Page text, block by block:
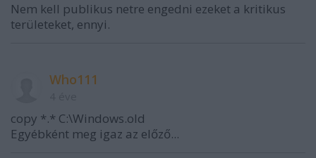
Nem kell publikus netre engedni ezeket a kritikus
területeket, ennyi.
Who111
copy *.* C:\Windows.old
Egyébként meg igaz az előző...